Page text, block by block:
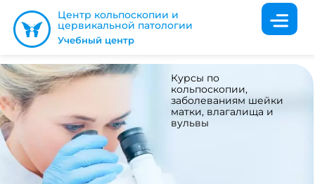
Центр кольпоскопии и
цервикальной патологии
Учебный центр
Курсы по
кольпоскопии,
заболеваниям шейки
матки, влагалища и
вульвы